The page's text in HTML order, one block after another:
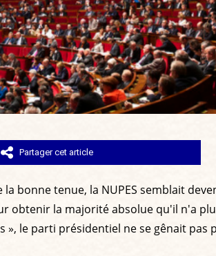
Partager cet article
bonne tenue, la NUPES semblait
obtenir la majorité absolue qu'il n'a
le parti présidentiel ne se gênait